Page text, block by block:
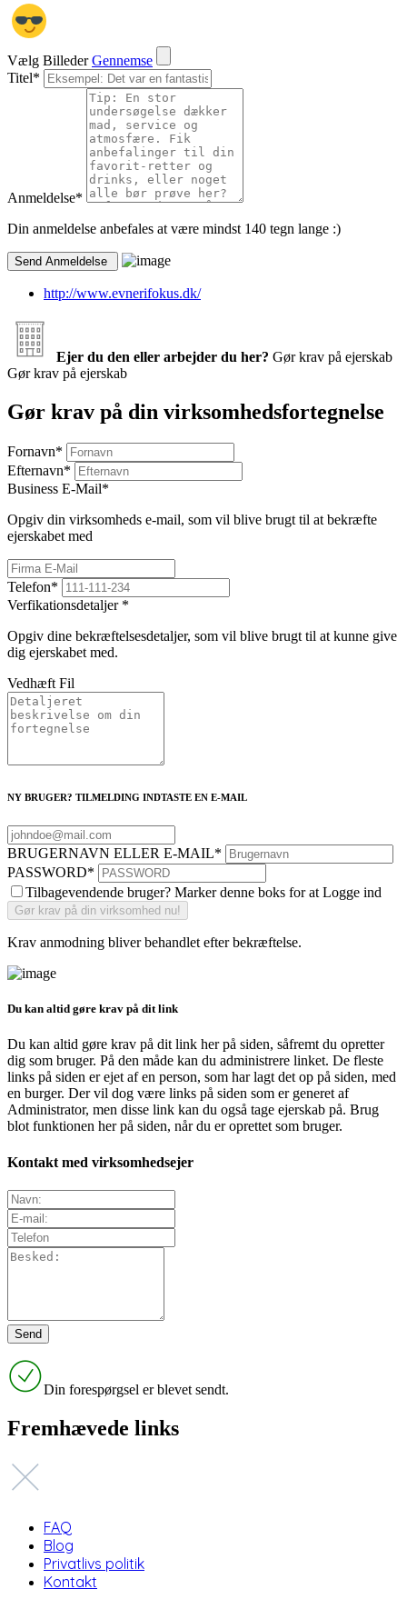
Vælg Billeder Gennemse
Titel*
Anmeldelse*
Din anmeldelse anbefales at være mindst 140 tegn lange :)
http://www.evnerifokus.dk/
Ejer du den eller arbejder du her? Gør krav på ejerskab
Gør krav på ejerskab
Gør krav på din virksomhedsfortegnelse
Fornavn*
Efternavn*
Business E-Mail*
Opgiv din virksomheds e-mail, som vil blive brugt til at bekræfte
ejerskabet med
Telefon*
Verfikationsdetaljer *
Opgiv dine bekræftelsesdetaljer, som vil blive brugt til at kunne give
dig ejerskabet med.
Vedhæft Fil
NY BRUGER? TILMELDING INDTASTE EN E-MAIL
BRUGERNAVN ELLER E-MAIL*
PASSWORD*
Tilbagevendende bruger? Marker denne boks for at Logge ind
Krav anmodning bliver behandlet efter bekræftelse.
Du kan altid gøre krav på dit link
Du kan altid gøre krav på dit link her på siden, såfremt du opretter
dig som bruger. På den måde kan du administrere linket. De fleste
links på siden er ejet af en person, som har lagt det op på siden, med
en burger. Der vil dog være links på siden som er generet af
Administrator, men disse link kan du også tage ejerskab på. Brug
blot funktionen her på siden, når du er oprettet som bruger.
Kontakt med virksomhedsejer
Din forespørgsel er blevet sendt.
Fremhævede links
FAQ
Blog
Privatlivs politik
Kontakt